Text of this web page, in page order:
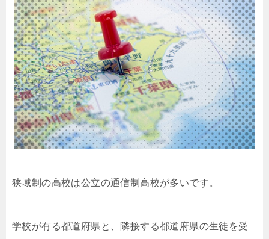
狭域制の高校は公立の通信制高校が多いです。
学校が有る都道府県と、隣接する都道府県の生徒を受